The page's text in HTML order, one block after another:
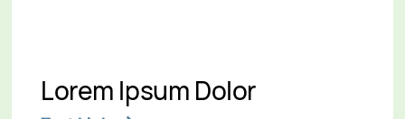
Lorem Ipsum Dolor